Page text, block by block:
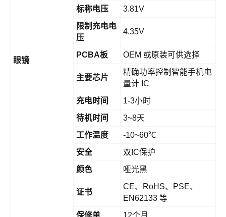
眼镜
标称电压
3.81V
限制充电电
压
4.35V
PCBA板 OEM 或原装可供选择
主要芯片
精确功率控制智能手机电
量计 IC
充电时间
1-3小时
待机时间
3~8天
工作温度
-10~60℃
安全
双IC保护
颜色
哑光黑
证书
CE、RoHS、PSE、
EN62133 等
保修单
12个月